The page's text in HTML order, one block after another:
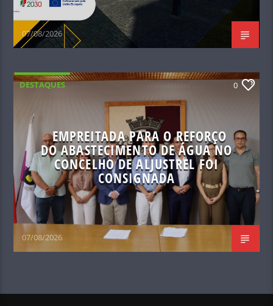
07/08/2026
DESTAQUES 0
EMPREITADA PARA O REFORÇO
DO ABASTECIMENTO DE ÁGUA NO
CONCELHO DE ALJUSTREL FOI
CONSIGNADA
07/08/2026